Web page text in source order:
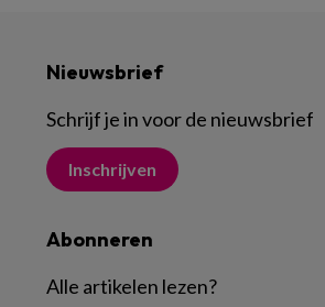
Nieuwsbrief
Schrijf je in voor de nieuwsbrief
Inschrijven
Abonneren
Alle artikelen lezen?